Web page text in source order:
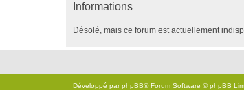
Informations
Désolé, mais ce forum est actuellement
Développé parphpBB® Forum Software © phpBB